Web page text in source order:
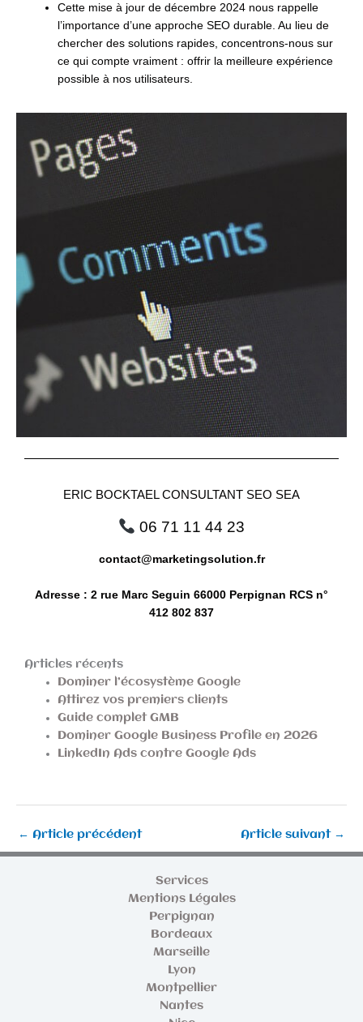
Cette mise à jour de décembre 2024 nous rappelle
l’importance d’une approche SEO durable. Au lieu de
chercher des solutions rapides, concentrons-nous sur
ce qui compte vraiment : offrir la meilleure expérience
possible à nos utilisateurs.
ERIC BOCKTAEL CONSULTANT SEO SEA
06 71 11 44 23
contact@marketingsolution.fr
Adresse : 2 rue Marc Seguin 66000 Perpignan RCS n°
412 802 837
Articles récents
Dominer l’écosystème Google
Attirez vos premiers clients
Guide complet GMB
Dominer Google Business Profile en 2026
LinkedIn Ads contre Google Ads
← Article précédent Article suivant →
Services
Mentions Légales
Perpignan
Bordeaux
Marseille
Lyon
Montpellier
Nantes